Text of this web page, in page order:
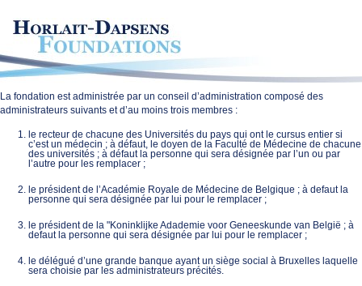
La fondation est administrée par un conseil d’administration composé des
administrateurs suivants et d’au moins trois membres :
le recteur de chacune des Universités du pays qui ont le cursus entier si
c’est un médecin ; à défaut, le doyen de la Faculté de Médecine de chacune
des universités ; à défaut la personne qui sera désignée par l’un ou par
l’autre pour les remplacer ;
le président de l’Académie Royale de Médecine de Belgique ; à defaut la
personne qui sera désignée par lui pour le remplacer ;
le président de la "Koninklijke Adademie voor Geneeskunde van België ; à
defaut la personne qui sera désignée par lui pour le remplacer ;
le délégué d’une grande banque ayant un siège social à Bruxelles laquelle
sera choisie par les administrateurs précités.